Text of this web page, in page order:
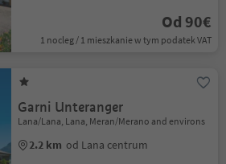
Od 90€
1 nocleg / 1 mieszkanie w tym podatek VAT
Garni Unteranger
Lana/Lana, Lana, Meran/Merano and environs
2.2 km od Lana centrum